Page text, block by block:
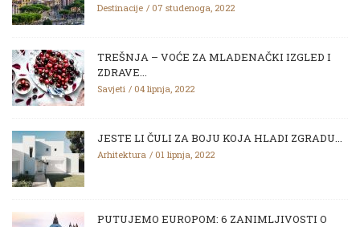
Destinacije 07 studenoga, 2022
TREŠNJA – VOĆE ZA MLADENAČKI IZGLED I
ZDRAVE...
Savjeti 04 lipnja, 2022
JESTE LI ČULI ZA BOJU KOJA HLADI ZGRADU...
Arhitektura 01 lipnja, 2022
PUTUJEMO EUROPOM: 6 ZANIMLJIVOSTI O